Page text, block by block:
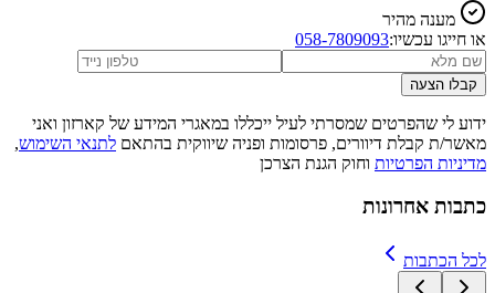
מענה מהיר
או חייגו עכשיו:058-7809093
קבלו הצעה
ידוע לי שהפרטים שמסרתי לעיל ייכללו במאגרי המידע של קארזון ואני
מאשר/ת קבלת דיוורים, פרסומות ופניה שיווקית בהתאם לתנאי השימוש,
מדיניות הפרטיות וחוק הגנת הצרכן
כתבות אחרונות
לכל הכתבות